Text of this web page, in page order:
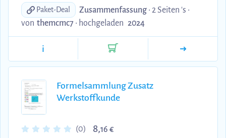
Fahrzeugentwicklung. Die Fragen beziehen sich
dabei auf das Skript und die Themen aus dem
Paket-Deal Zusammenfassung • 2 Seiten 's •
von themcmc7 • hochgeladen 2024
i
Formelsammlung Zusatz
Werkstoffkunde
(0) 8,16 €